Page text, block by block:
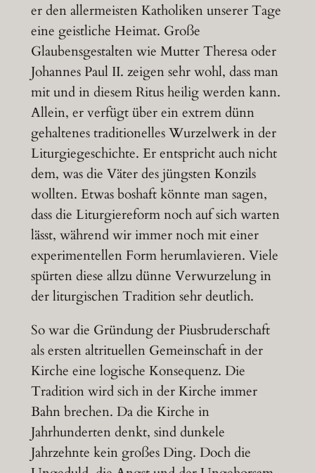
er den allermeisten Katholiken unserer Tage
eine geistliche Heimat. Große
Glaubensgestalten wie Mutter Theresa oder
Johannes Paul II. zeigen sehr wohl, dass man
mit und in diesem Ritus heilig werden kann.
Allein, er verfügt über ein extrem dünn
gehaltenes traditionelles Wurzelwerk in der
Liturgiegeschichte. Er entspricht auch nicht
dem, was die Väter des jüngsten Konzils
wollten. Etwas boshaft könnte man sagen,
dass die Liturgiereform noch auf sich warten
lässt, während wir immer noch mit einer
experimentellen Form herumlavieren. Viele
spürten diese allzu dünne Verwurzelung in
der liturgischen Tradition sehr deutlich.
So war die Gründung der Piusbruderschaft
als ersten altrituellen Gemeinschaft in der
Kirche eine logische Konsequenz. Die
Tradition wird sich in der Kirche immer
Bahn brechen. Da die Kirche in
Jahrhunderten denkt, sind dunkele
Jahrzehnte kein großes Ding. Doch die